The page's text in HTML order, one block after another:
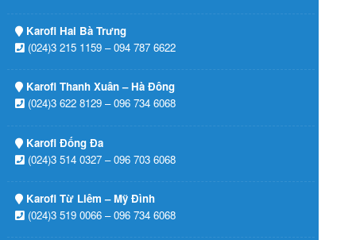
Karofi Hai Bà Trưng
(024)3 215 1159 – 094 787 6622
Karofi Thanh Xuân – Hà Đông
(024)3 622 8129 – 096 734 6068
Karofi Đống Đa
(024)3 514 0327 – 096 703 6068
Karofi Từ Liêm – Mỹ Đình
(024)3 519 0066 – 096 734 6068